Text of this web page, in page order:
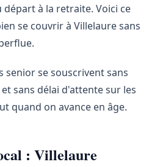
à la retraite. Voici ce
se couvrir à Villelaure sans
senior se souscrivent sans
sans délai d'attente sur les
quand on avance en âge.
: Villelaure